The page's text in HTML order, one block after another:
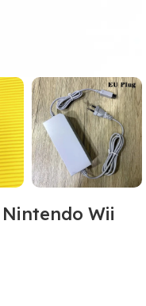
Wii